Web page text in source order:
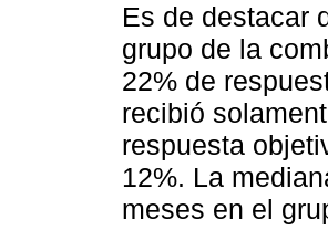
Es de destacar
grupo de la
22% de
recibió
respuesta
12%. La
meses en el